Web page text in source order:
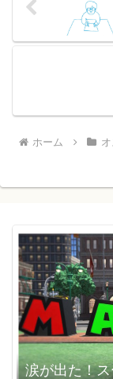
ホーム
涙が出た！